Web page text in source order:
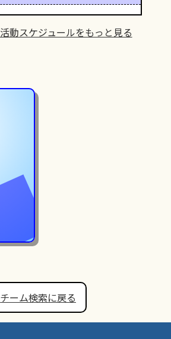
活動スケジュールをもっと見る
チーム検索に戻る